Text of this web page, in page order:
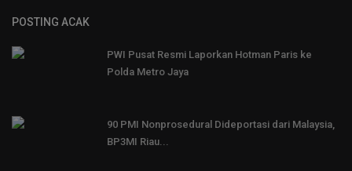
POSTING ACAK
PWI Pusat Resmi Laporkan Hotman Paris ke
Polda Metro Jaya
90 PMI Nonprosedural Dideportasi dari Malaysia,
BP3MI Riau...